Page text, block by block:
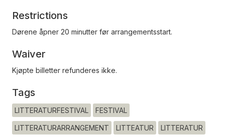
Restrictions
Dørene åpner 20 minutter før arrangementsstart.
Waiver
Kjøpte billetter refunderes ikke.
Tags
LITTERATURFESTIVAL FESTIVAL
LITTERATURARRANGEMENT LITTEATUR LITTERATUR